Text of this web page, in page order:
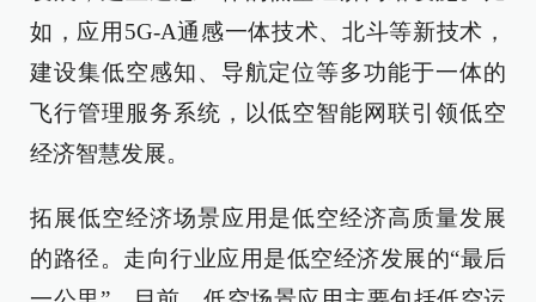
如，应用5G-A通感一体技术、北斗等新技术，
建设集低空感知、导航定位等多功能于一体的
飞行管理服务系统，以低空智能网联引领低空
经济智慧发展。
拓展低空经济场景应用是低空经济高质量发展
的路径。走向行业应用是低空经济发展的“最后